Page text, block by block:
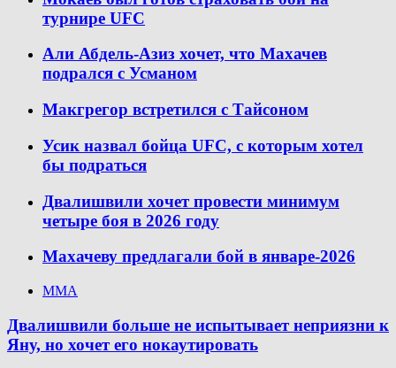
турнире UFC
Али Абдель-Азиз хочет, что Махачев
подрался с Усманом
Макгрегор встретился с Тайсоном
Усик назвал бойца UFC, с которым хотел
бы подраться
Двалишвили хочет провести минимум
четыре боя в 2026 году
Махачеву предлагали бой в январе-2026
ММА
Двалишвили больше не испытывает неприязни к
Яну, но хочет его нокаутировать